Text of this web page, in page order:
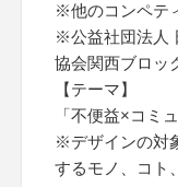
※他のコンペテ
※公益社団法人
協会関西ブロッ
【テーマ】
「不便益×コミ
※デザインの対
するモノ、コト